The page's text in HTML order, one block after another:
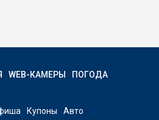
WEB-КАМЕРЫ
ПОГОДА
Купоны
Авто